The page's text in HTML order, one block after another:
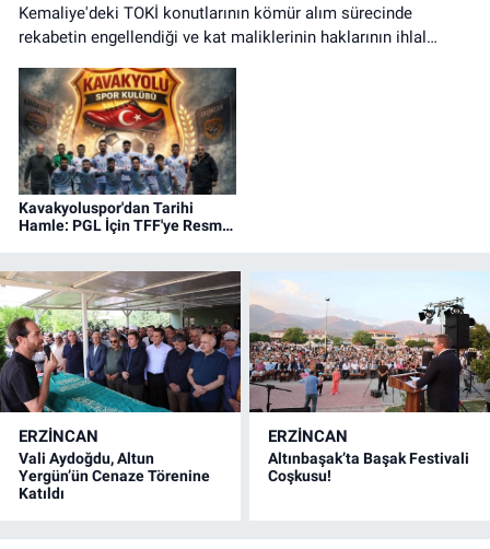
Kemaliye'deki TOKİ konutlarının kömür alım sürecinde
rekabetin engellendiği ve kat maliklerinin haklarının ihlal
Kavakyoluspor'dan Tarihi
Hamle: PGL İçin TFF'ye Resmi
ERZINCAN
Vali Aydoğdu, Altun
Yergün’ün Cenaze Törenine
Katıldı
ERZINCAN
Altınbaşak’ta Başak Festivali
Coşkusu!